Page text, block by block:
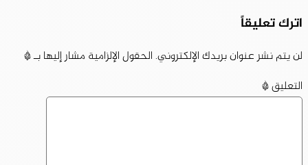
اترك تعليقاً
لن يتم نشر عنوان بريدك الإلكتروني. الحقول الإلزامية مشار إليها بـ*
التعليق*